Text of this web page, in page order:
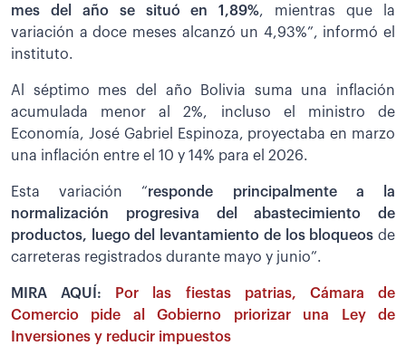
mes del año se situó en 1,89%, mientras que la
variación a doce meses alcanzó un 4,93%”, informó el
instituto.
Al séptimo mes del año Bolivia suma una inflación
acumulada menor al 2%, incluso el ministro de
Economía, José Gabriel Espinoza, proyectaba en marzo
una inflación entre el 10 y 14% para el 2026.
Esta variación “responde principalmente a la
normalización progresiva del abastecimiento de
productos, luego del levantamiento de los bloqueos de
carreteras registrados durante mayo y junio”.
MIRA AQUÍ:
Por las fiestas patrias, Cámara de
Comercio pide al Gobierno priorizar una Ley de
Inversiones y reducir impuestos